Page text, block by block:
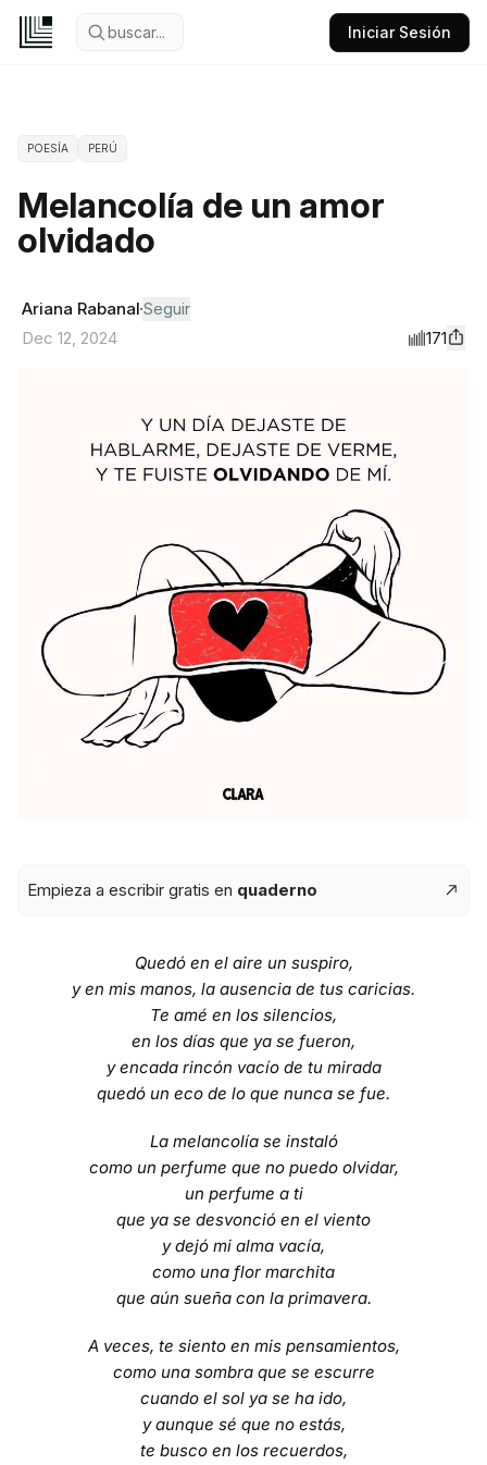
buscar... Iniciar Sesión
POESÍA PERÚ
Melancolía de un amor
olvidado
Ariana Rabanal Seguir
Dec 12, 2024
171
Empieza a escribir gratis en quaderno
Quedó en el aire un suspiro,
y en mis manos, la ausencia de tus caricias.
Te amé en los silencios,
en los días que ya se fueron,
y encada rincón vacío de tu mirada
quedó un eco de lo que nunca se fue.
La melancolía se instaló
como un perfume que no puedo olvidar,
un perfume a ti
que ya se desvonció en el viento
y dejó mi alma vacía,
como una flor marchita
que aún sueña con la primavera.
A veces, te siento en mis pensamientos,
como una sombra que se escurre
cuando el sol ya se ha ido,
y aunque sé que no estás,
te busco en los recuerdos,